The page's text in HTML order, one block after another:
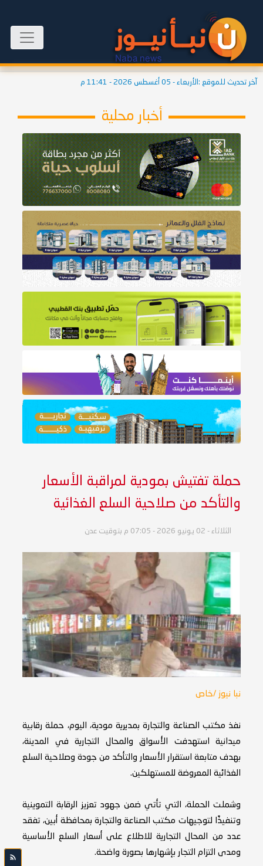
آخر تحديث للموقع : الأربعاء - 05 أغسطس 2026 - 11:41 م
أخبار محلية
حملة تفتيش بمودية لمراقبة الأسعار
والتأكد من صلاحية السلع الغذائية
الثلاثاء - 02 يونيو 2026 - 07:05 م بتوقيت عدن
نبا نيوز /خاص
نفذ مكتب الصناعة والتجارة بمديرية مودية، اليوم، حملة رقابية
ميدانية استهدفت الأسواق والمحال التجارية في المدينة،
بهدف متابعة استقرار الأسعار والتأكد من جودة وصلاحية السلع
الغذائية المعروضة للمستهلكين.
وشملت الحملة، التي تأتي ضمن جهود تعزيز الرقابة التموينية
وتنفيذًا لتوجيهات مكتب الصناعة والتجارة بمحافظة أبين، تفقد
عدد من المحال التجارية للاطلاع على أسعار السلع الأساسية
ومدى التزام التجار بإشهارها بصورة واضحة.